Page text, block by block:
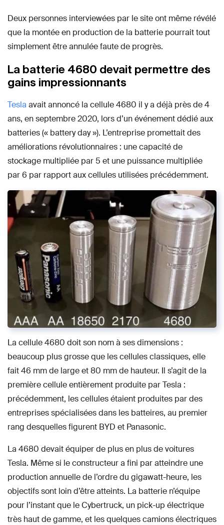
Deux personnes interviewées par le site ont même révélé
que la montée en production de la batterie pourrait tout
simplement être annulée faute de progrès.
La batterie 4680 devait permettre des
gains impressionnants
Tesla avait annoncé la cellule 4680 il y a déjà près de 4
ans, en septembre 2020, lors d’un événement dédié aux
batteries (« battery day »). L’entreprise promettait des
améliorations révolutionnaires : une capacité de
stockage multipliée par 5 et une puissance multipliée
par 6 par rapport aux cellules utilisées précédemment.
La cellule 4680 doit son nom à ses dimensions :
beaucoup plus grosse que les cellules classiques, elle
fait 46 mm de large et 80 mm de hauteur. Il s’agit de la
première cellule entièrement produite par Tesla :
précédemment, les cellules étaient produites par des
entreprises spécialisées dans les batteires, au premier
rang desquelles figurent BYD et Panasonic.
La 4680 devait équiper de plus en plus de voitures
Tesla. Même si le constructeur a fini par atteindre une
production annuelle de l’ordre du gigawatt-heure, les
objectifs sont loin d’être atteints. La batterie n’équipe
pour l’instant que le Cybertruck, un pick-up électrique
très haut de gamme, et les quelques camions électriques